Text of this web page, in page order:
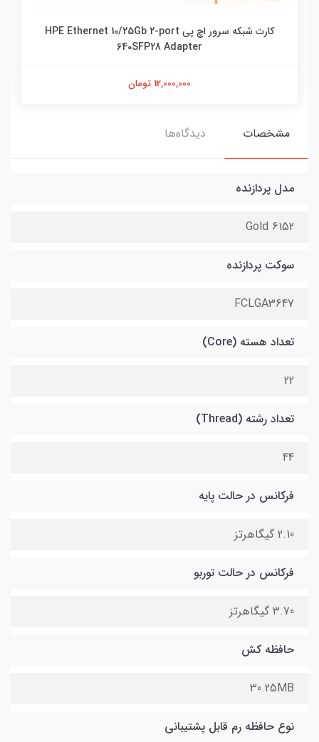
کارت شبکه سرور اچ پی HPE Ethernet 10/25Gb 2-port
640SFP28 Adapter
12,000,000 تومان
مشخصات دیدگاه‌ها
مدل پردازنده
Gold 6152
سوکت پردازنده
FCLGA3647
تعداد هسته (Core)
22
تعداد رشته (Thread)
44
فرکانس در حالت پایه
2.10 گیگاهرتز
فرکانس در حالت توربو
3.70 گیگاهرتز
حافظه کش
30.25MB
نوع حافظه رم قابل پشتیبانی